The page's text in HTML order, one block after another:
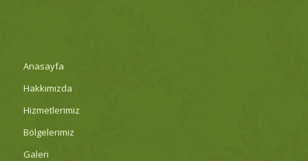
Anasayfa
Hakkımızda
Hizmetlerimiz
Bölgelerimiz
Galeri